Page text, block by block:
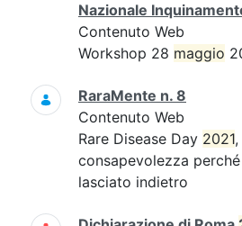
Nazionale
Contenuto Web
Workshop 28 maggio
RaraMente n. 8
Contenuto Web
Rare Disease Day 2021
consapevolezza
lasciato indietro